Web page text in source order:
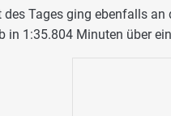
des Tages ging ebenfalls
in 1:35.804 Minuten über